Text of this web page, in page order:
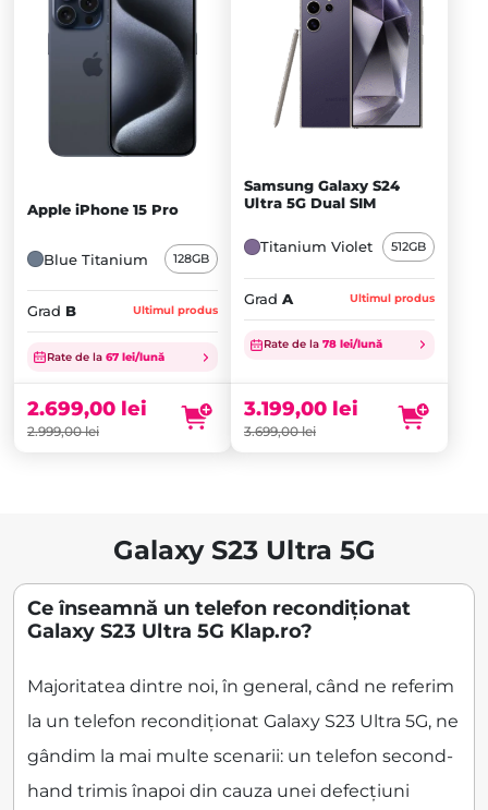
Apple iPhone 15 Pro
Blue Titanium 128GB
Grad B Ultimul produs
Rate de la 67 lei/lună
2.999,00lei
Prețul
inițial
fost:
2.999,00 lei.
2.699,00 lei
Prețul
este:
2.699,00 lei.
Samsung Galaxy S24
Ultra 5G Dual SIM
Titanium Violet 512GB
Grad A Ultimul produs
Rate de la 78 lei/lună
3.699,00lei
inițial
fost:
3.699,00 lei.
3.199,00 lei
Prețul
este:
3.199,00 lei.
Galaxy S23 Ultra 5G
Ce înseamnă un telefon recondiționat
Galaxy S23 Ultra 5G Klap.ro?
Majoritatea dintre noi, în general, când ne referim
la un telefon recondiționat Galaxy S23 Ultra 5G, ne
gândim la mai multe scenarii: un telefon second-
hand trimis înapoi din cauza unei defecțiuni